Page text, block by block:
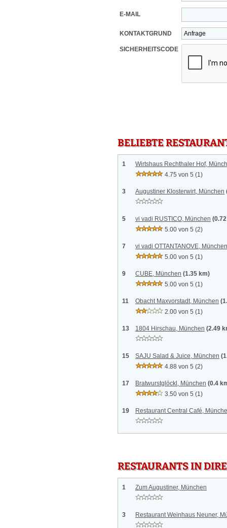
E-MAIL
KONTAKTGRUND
SICHERHEITSCODE
BELIEBTE
1
Wirtshaus Rechthaler Hof,
4.75 von 5 (1)
3 Augustiner Klosterwirt, München
5 vi vadi RUSTICO, München
5.00 von 5 (2)
7
vi vadi OTTANTANOVE, München
5.00 von 5 (1)
9 CUBE, München (1.35 km)
5.00 von 5 (1)
11 Obacht Maxvorstadt, München
2.00 von 5 (1)
13 1804 Hirschau, München (2.49
15 SAJU Salad & Juice, München
4.88 von 5 (2)
17 Bratwurstglöckl, München (0.4
3.50 von 5 (1)
19 Restaurant Central Café,
RESTAURANTS IN
1 Zum Augustiner, München
3 Restaurant Weinhaus Neuner,